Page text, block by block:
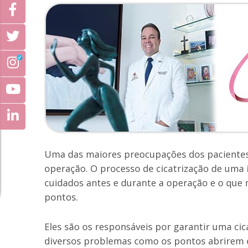
Uma das maiores preocupações dos
operação. O processo de cicatrização de
cuidados antes e durante a operação e o
pontos.
Eles são os responsáveis por garantir uma
diversos problemas como os pontos abrirem